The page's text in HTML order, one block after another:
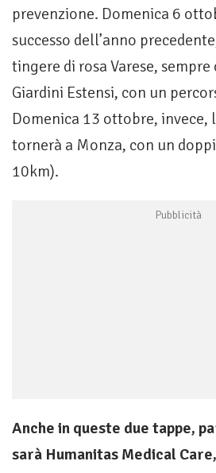
prevenzione. Domenica 6
successo dell’anno
tingere di rosa Varese,
Giardini Estensi, con un
Domenica 13 ottobre, invece,
tornerà a Monza, con un
10km).
Anche in queste due tappe,
sarà Humanitas Medical